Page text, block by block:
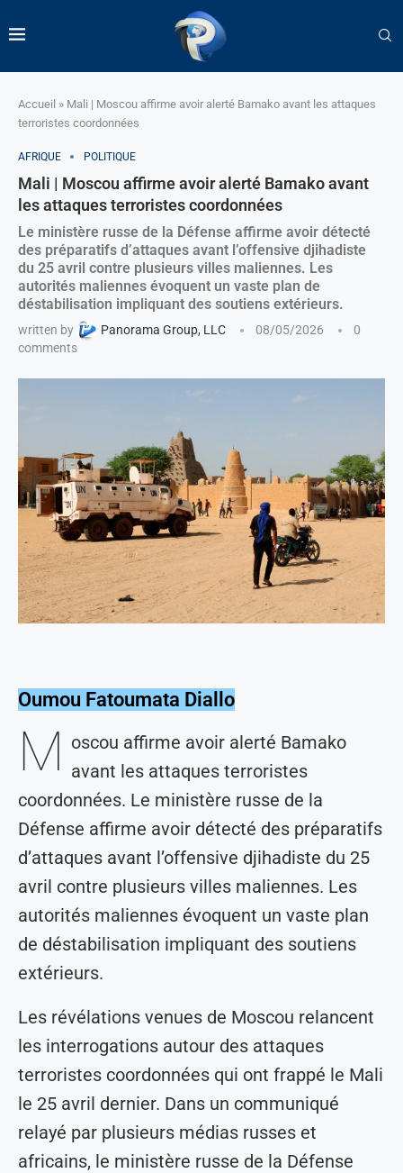
Accueil » Mali | Moscou affirme avoir alerté Bamako avant les attaques
terroristes coordonnées
AFRIQUE POLITIQUE
Mali | Moscou affirme avoir alerté Bamako avant
les attaques terroristes coordonnées
Le ministère russe de la Défense affirme avoir détecté
des préparatifs d’attaques avant l’offensive djihadiste
du 25 avril contre plusieurs villes maliennes. Les
autorités maliennes évoquent un vaste plan de
déstabilisation impliquant des soutiens extérieurs.
written by Panorama Group, LLC 08/05/2026
0
comments
Oumou Fatoumata Diallo
M oscou affirme avoir alerté Bamako
avant les attaques terroristes
coordonnées. Le ministère russe de la
Défense affirme avoir détecté des préparatifs
d’attaques avant l’offensive djihadiste du 25
avril contre plusieurs villes maliennes. Les
autorités maliennes évoquent un vaste plan
de déstabilisation impliquant des soutiens
extérieurs.
Les révélations venues de Moscou relancent
les interrogations autour des attaques
terroristes coordonnées qui ont frappé le Mali
le 25 avril dernier. Dans un communiqué
relayé par plusieurs médias russes et
africains, le ministère russe de la Défense